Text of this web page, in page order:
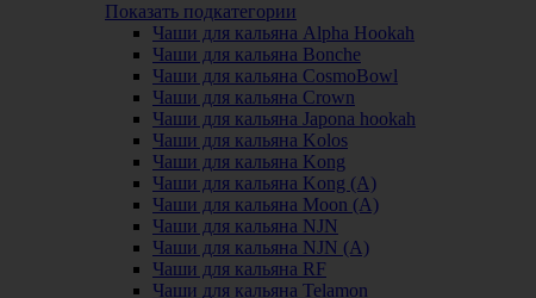
Показать подкатегории
Чаши для кальяна Alpha Hookah
Чаши для кальяна Bonche
Чаши для кальяна CosmoBowl
Чаши для кальяна Crown
Чаши для кальяна Japona hookah
Чаши для кальяна Kolos
Чаши для кальяна Kong
Чаши для кальяна Kong (A)
Чаши для кальяна Moon (А)
Чаши для кальяна NJN
Чаши для кальяна NJN (А)
Чаши для кальяна RF
Чаши для кальяна Telamon